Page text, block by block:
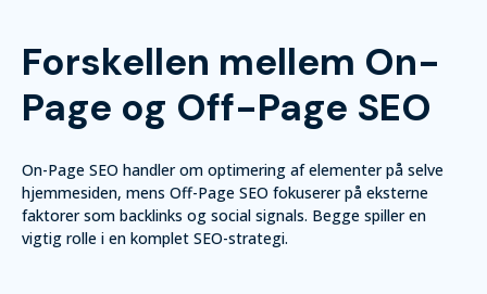
Forskellen mellem On-
Page og Off-Page SEO
On-Page SEO handler om optimering af elementer på selve
hjemmesiden, mens Off-Page SEO fokuserer på eksterne
faktorer som backlinks og social signals. Begge spiller en
vigtig rolle i en komplet SEO-strategi.